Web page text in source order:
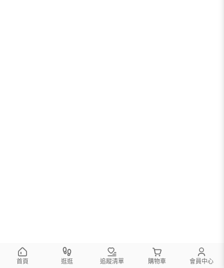
首頁 逛逛 追蹤清單 購物車 會員中心